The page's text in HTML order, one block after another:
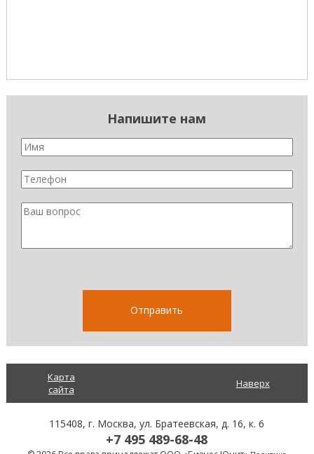
Напишите нам
Карта
сайта
Наверх
115408, г. Москва,ул. Братеевская, д. 16, к. 6
+7 495 489-68-48